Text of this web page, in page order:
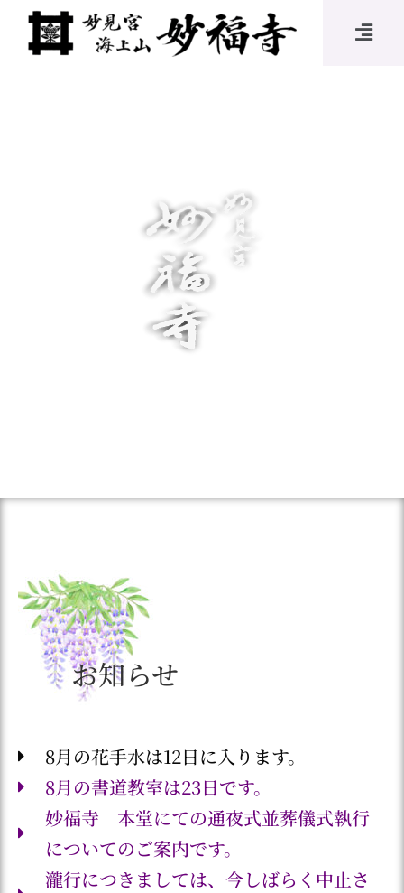
お知らせ
8月の花手水は12日に入ります。
8月の書道教室は23日です。
妙福寺 本堂にての通夜式並葬儀式執行
についてのご案内です。
瀧行につきましては、今しばらく中止さ